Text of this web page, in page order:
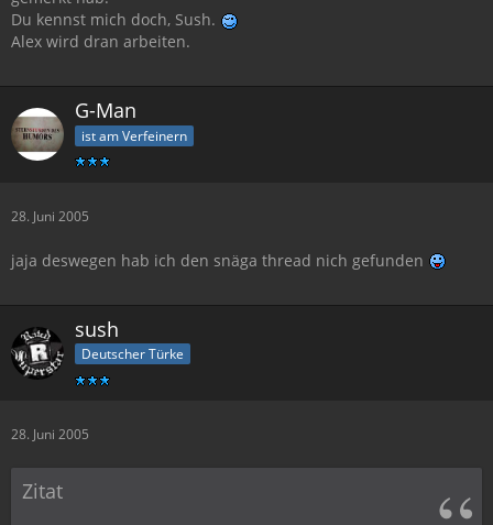
Du kennst mich doch, Sush.
Alex wird dran arbeiten.
G-Man
ist am Verfeinern
28. Juni 2005
jaja deswegen hab ich den snäga thread nich gefunden
sush
Deutscher Türke
28. Juni 2005
Zitat